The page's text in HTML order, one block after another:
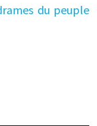
du peuple